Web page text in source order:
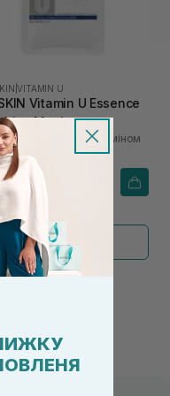
|VITAMIN U
Vitamin U Essence
Mask
маска з вітаміном